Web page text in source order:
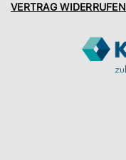
VERTRAG WIDERRUFEN